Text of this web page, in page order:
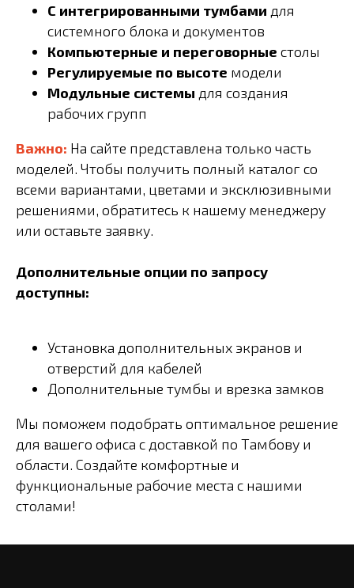
С интегрированными тумбами для
системного блока и документов
Компьютерные и переговорные столы
Регулируемые по высоте модели
Модульные системы для создания
рабочих групп
Важно: На сайте представлена только часть
моделей. Чтобы получить полный каталог со
всеми вариантами, цветами и эксклюзивными
решениями, обратитесь к нашему менеджеру
или оставьте заявку.
Дополнительные опции по запросу
доступны:
Установка дополнительных экранов и
отверстий для кабелей
Дополнительные тумбы и врезка замков
Мы поможем подобрать оптимальное решение
для вашего офиса с доставкой по Тамбову и
области. Создайте комфортные и
функциональные рабочие места с нашими
столами!